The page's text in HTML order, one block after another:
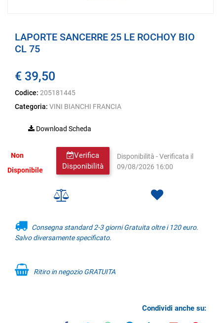
LAPORTE SANCERRE 25 LE ROCHOY BIO
CL 75
€ 39,50
Codice: 205181445
Categoria: VINI BIANCHI FRANCIA
Download Scheda
Verifica
Disponibilità
Non
Disponibile
Disponibilità - Verificata il
09/08/2026 16:00
Consegna standard 2-3 giorni Gratuita oltre i 120 euro.
Salvo diversamente specificato.
Ritiro in negozio GRATUITA
Condividi anche su: